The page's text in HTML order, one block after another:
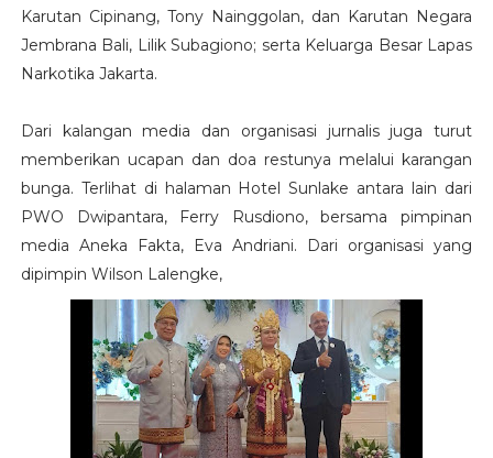
Karutan Cipinang, Tony Nainggolan, dan Karutan Negara
Jembrana Bali, Lilik Subagiono; serta Keluarga Besar Lapas
Narkotika Jakarta.
Dari kalangan media dan organisasi jurnalis juga turut
memberikan ucapan dan doa restunya melalui karangan
bunga. Terlihat di halaman Hotel Sunlake antara lain dari
PWO Dwipantara, Ferry Rusdiono, bersama pimpinan
media Aneka Fakta, Eva Andriani. Dari organisasi yang
dipimpin Wilson Lalengke,